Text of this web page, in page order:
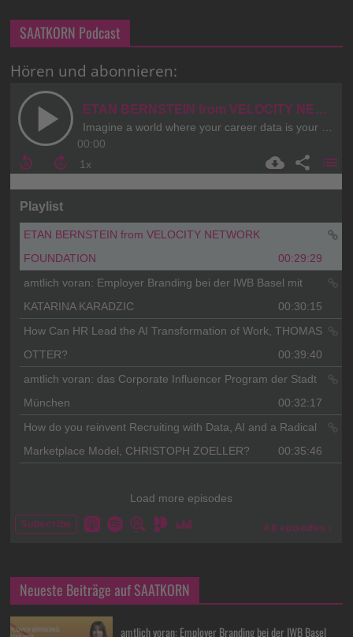
SAATKORN Podcast
Hören und abonnieren:
Neueste Beiträge auf SAATKORN
amtlich voran: Employer Branding bei der IWB Basel